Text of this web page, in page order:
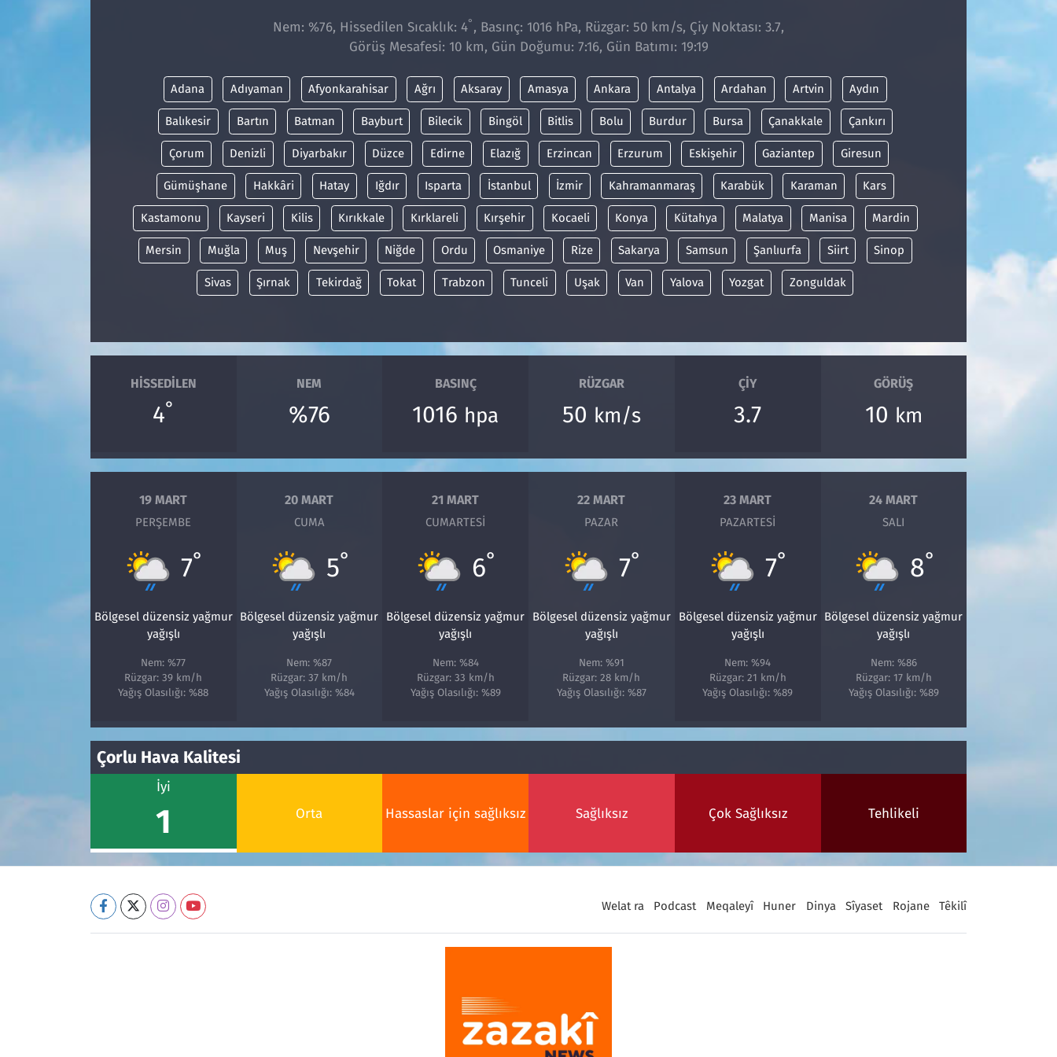
Nem: %76, Hissedilen Sıcaklık: 4° , Basınç: 1016 hPa, Rüzgar: 50 km/s, Çiy Noktası: 3.7,
Görüş Mesafesi: 10 km, Gün Doğumu: 7:16, Gün Batımı: 19:19
Adana Adıyaman Afyonkarahisar Ağrı Aksaray Amasya Ankara Antalya Ardahan Artvin Aydın
Balıkesir Bartın Batman Bayburt Bilecik Bingöl Bitlis Bolu Burdur Bursa Çanakkale Çankırı
Çorum Denizli Diyarbakır Düzce Edirne Elazığ Erzincan Erzurum Eskişehir Gaziantep Giresun
Gümüşhane Hakkâri Hatay Iğdır Isparta İstanbul İzmir Kahramanmaraş Karabük Karaman Kars
Kastamonu Kayseri Kilis Kırıkkale Kırklareli Kırşehir Kocaeli Konya Kütahya Malatya Manisa Mardin
Mersin Muğla Muş Nevşehir Niğde Ordu Osmaniye Rize Sakarya Samsun Şanlıurfa Siirt Sinop
Sivas Şırnak Tekirdağ Tokat Trabzon Tunceli Uşak Van Yalova Yozgat Zonguldak
HISSEDILEN
4°
NEM
%76
BASINÇ
1016 hpa
RÜZGAR
50 km/s
ÇIY
3.7
GÖRÜŞ
10 km
19 MART
PERŞEMBE
7°
Bölgesel düzensiz yağmur
yağışlı
Nem: %77
Rüzgar: 39 km/h
Yağış Olasılığı: %88
20 MART
CUMA
5°
Bölgesel düzensiz yağmur
yağışlı
Nem: %87
Rüzgar: 37 km/h
Yağış Olasılığı: %84
21 MART
CUMARTESI
6°
Bölgesel düzensiz yağmur
yağışlı
Nem: %84
Rüzgar: 33 km/h
Yağış Olasılığı: %89
22 MART
PAZAR
7°
Bölgesel düzensiz yağmur
yağışlı
Nem: %91
Rüzgar: 28 km/h
Yağış Olasılığı: %87
23 MART
PAZARTESI
7°
Bölgesel düzensiz yağmur
yağışlı
Nem: %94
Rüzgar: 21 km/h
Yağış Olasılığı: %89
24 MART
SALI
8°
Bölgesel düzensiz yağmur
yağışlı
Nem: %86
Rüzgar: 17 km/h
Yağış Olasılığı: %89
Çorlu Hava Kalitesi
İyi
1 Orta Hassaslar için sağlıksız Sağlıksız Çok Sağlıksız Tehlikeli
Welat ra Podcast Meqaleyî Huner Dinya Sîyaset Rojane Têkilî